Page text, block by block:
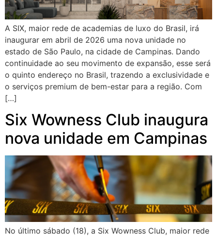
A SIX, maior rede de academias de luxo do Brasil, irá
inaugurar em abril de 2026 uma nova unidade no
estado de São Paulo, na cidade de Campinas. Dando
continuidade ao seu movimento de expansão, esse será
o quinto endereço no Brasil, trazendo a exclusividade e
o serviços premium de bem-estar para a região. Com
[…]
Six Wowness Club inaugura
nova unidade em Campinas
No último sábado (18), a Six Wowness Club, maior rede